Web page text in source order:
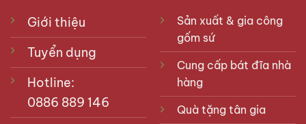
Giới thiệu
Tuyển dụng
Hotline:
0886 889 146
Sản xuất & gia công
gốm sứ
Cung cấp bát đĩa nhà
hàng
Quà tặng tân gia